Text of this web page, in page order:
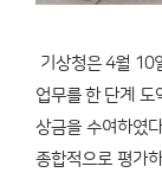
기상청은 4월 10
업무를 한 단계 도
상금을 수여하였
종합적으로 평가